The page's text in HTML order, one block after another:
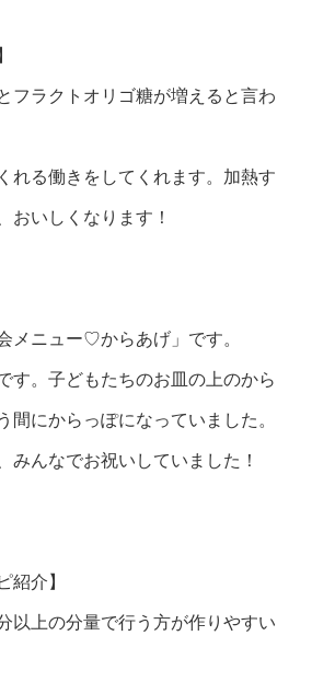
フラクトオリゴ糖が増えると言わ
れる働きをしてくれます。加熱す
おいしくなります！
メニュー♡からあげ」です。
す。子どもたちのお皿の上のから
間にからっぽになっていました。
みんなでお祝いしていました！
紹介】
以上の分量で行う方が作りやすい